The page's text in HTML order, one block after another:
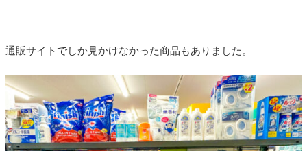
通販サイトでしか見かけなかった商品もありました。